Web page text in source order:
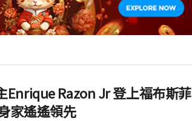
Enrique Razon Jr 登上福布斯菲
家遙遙領先